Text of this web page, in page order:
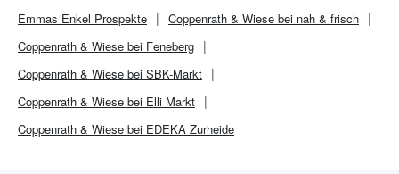
Emmas Enkel Prospekte
Coppenrath & Wiese bei nah & frisch
Coppenrath & Wiese bei Feneberg
Coppenrath & Wiese bei SBK-Markt
Coppenrath & Wiese bei Elli Markt
Coppenrath & Wiese bei EDEKA Zurheide